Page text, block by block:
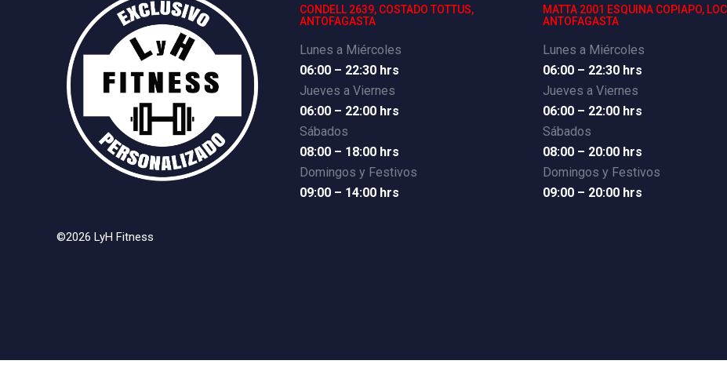
©2026 LyH Fitness
CONDELL 2639, COSTADO TOTTUS,
ANTOFAGASTA
Lunes a Miércoles
06:00 – 22:30 hrs
Jueves a Viernes
06:00 – 22:00 hrs
Sábados
08:00 – 18:00 hrs
Domingos y Festivos
09:00 – 14:00 hrs
MATTA 2001 ESQUINA COPIAPO,
ANTOFAGASTA
Lunes a Miércoles
06:00 – 22:30 hrs
Jueves a Viernes
06:00 – 22:00 hrs
Sábados
08:00 – 20:00 hrs
Domingos y Festivos
09:00 – 20:00 hrs